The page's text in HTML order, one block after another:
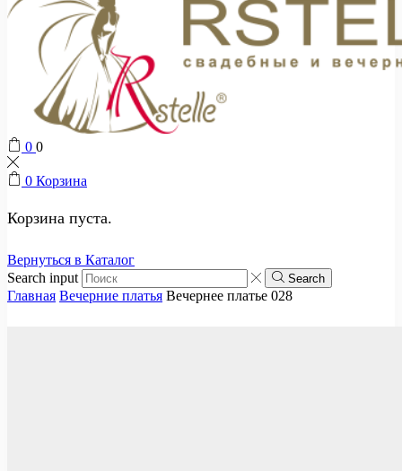
0 0
0 Корзина
Корзина пуста.
Вернуться в Каталог
Search input
Search
Главная Вечерние платья Вечернее платье 028